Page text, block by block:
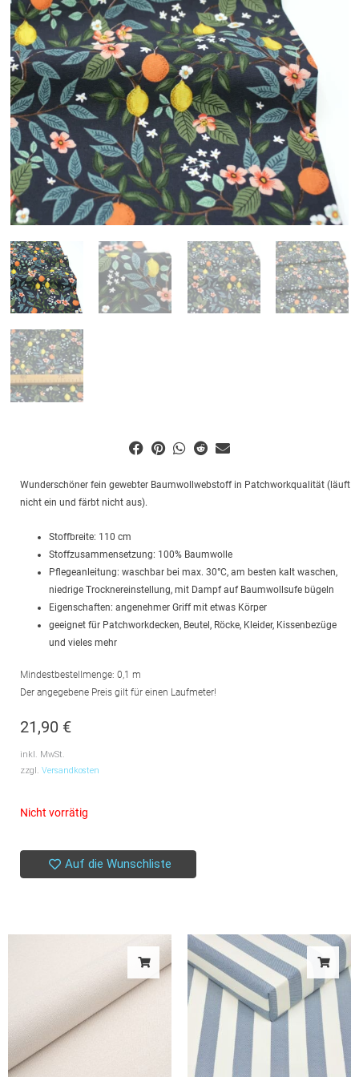
Wunderschöner fein gewebter Baumwollwebstoff in Patchworkqualität (läuft
nicht ein und färbt nicht aus).
Stoffbreite: 110 cm
Stoffzusammensetzung: 100% Baumwolle
Pflegeanleitung: waschbar bei max. 30°C, am besten kalt waschen,
niedrige Trocknereinstellung, mit Dampf auf Baumwollsufe bügeln
Eigenschaften: angenehmer Griff mit etwas Körper
geeignet für Patchworkdecken, Beutel, Röcke, Kleider, Kissenbezüge
und vieles mehr
Mindestbestellmenge: 0,1 m
Der angegebene Preis gilt für einen Laufmeter!
21,90 €
inkl. MwSt.
zzgl. Versandkosten
Nicht vorrätig
Auf die Wunschliste